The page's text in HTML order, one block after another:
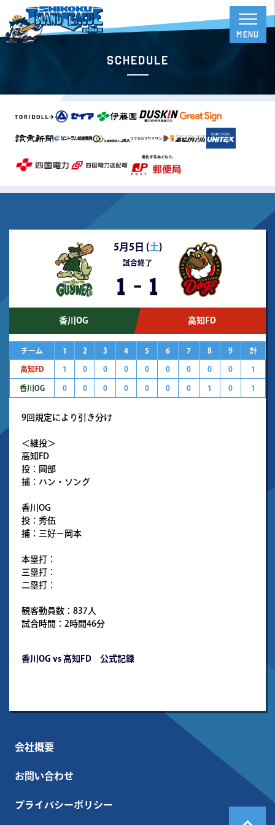
Schedule
5月5日 (土)
試合終了
1 - 1
香川OG 高知FD
チーム 1 2 3 4 5 6 7 8 9 計
高知FD 1 0 0 0 0 0 0 0 0 1
香川OG 0 0 0 0 0 0 0 1 0 1
9回規定により引き分け
＜継投＞
高知FD
投：岡部
捕：ハン・ソング
香川OG
投：秀伍
捕：三好－岡本
本塁打：
三塁打：
二塁打：
観客動員数：837人
試合時間：2時間46分
香川OG vs 高知FD 公式記録
会社概要
お問い合わせ
プライバシーポリシー